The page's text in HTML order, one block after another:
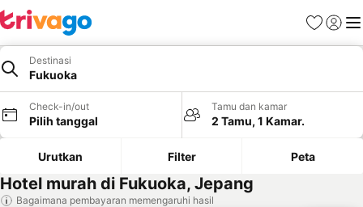
FavoritLogin
Destinasi
Fukuoka
Check-in/out
Pilih tanggal
Tamu dan kamar
2 Tamu, 1 Kamar.
Urutkan Filter Peta
Hotel murah di Fukuoka, Jepang
Bagaimana pembayaran memengaruhi hasil